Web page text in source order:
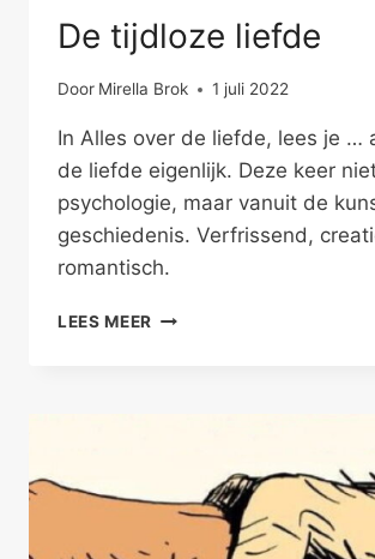
De tijdloze liefde
Door Mirella Brok 1 juli 2022
In Alles over de liefde, lees je …
de liefde eigenlijk. Deze keer
psychologie, maar vanuit de
geschiedenis. Verfrissend,
romantisch.
LEES MEER DE